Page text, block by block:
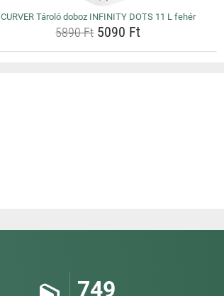
CURVER Tároló doboz INFINITY DOTS 11 L fehér
5890 Ft5090 Ft
749